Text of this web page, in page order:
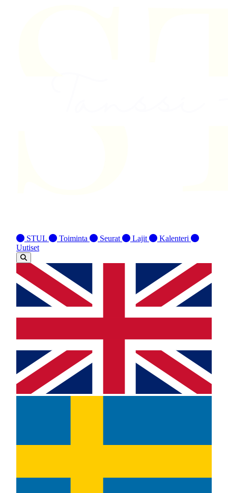
STUL Toiminta Seurat Lajit
Kalenteri
Uutiset